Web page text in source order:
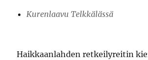
Kurenlaavu Telkkälässä
Haikkaanlahden retkeilyreitin